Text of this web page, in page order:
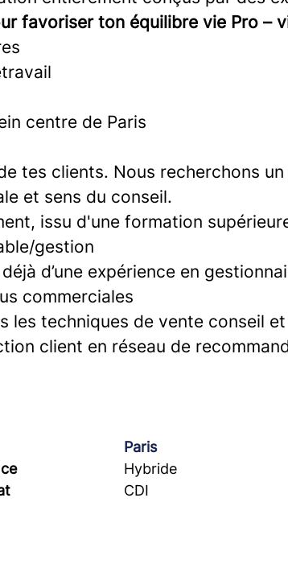
favoriser ton équilibre vie Pro –
centre de Paris
tes clients. Nous recherchons
et sens du conseil.
issu d'une formation
gestion
d’une expérience en
commerciales
les techniques de vente conseil
client en réseau de
Paris
Hybride
CDI